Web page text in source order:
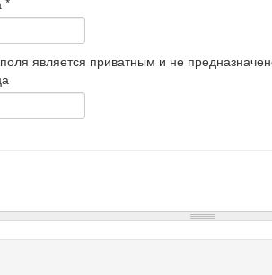
*
является приватным и не